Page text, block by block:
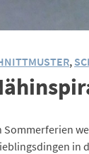
,
Sommerferien
in